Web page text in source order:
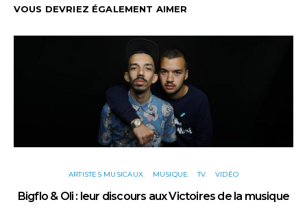
VOUS DEVRIEZ ÉGALEMENT AIMER
ARTISTES MUSICAUX MUSIQUE TV VIDÉO
Bigflo & Oli : leur discours aux Victoires de la musique